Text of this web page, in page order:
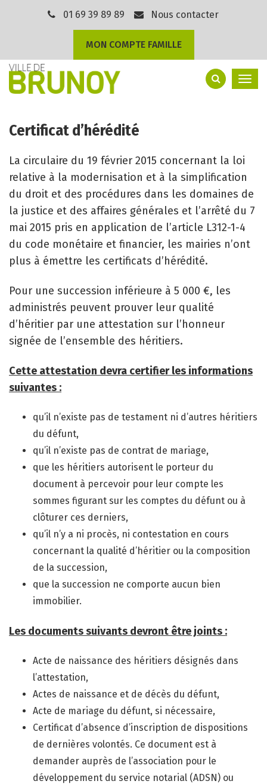
01 69 39 89 89 Nous contacter
MON COMPTE FAMILLE
Certificat d’hérédité
La circulaire du 19 février 2015 concernant la loi
relative à la modernisation et à la simplification
du droit et des procédures dans les domaines de
la justice et des affaires générales et l’arrêté du 7
mai 2015 pris en application de l’article L312-1-4
du code monétaire et financier, les mairies n’ont
plus à émettre les certificats d’hérédité.
Pour une succession inférieure à 5 000 €, les
administrés peuvent prouver leur qualité
d’héritier par une attestation sur l’honneur
signée de l’ensemble des héritiers.
Cette attestation devra certifier les informations
suivantes :
qu’il n’existe pas de testament ni d’autres héritiers
du défunt,
qu’il n’existe pas de contrat de mariage,
que les héritiers autorisent le porteur du
document à percevoir pour leur compte les
sommes figurant sur les comptes du défunt ou à
clôturer ces derniers,
qu’il n’y a ni procès, ni contestation en cours
concernant la qualité d’héritier ou la composition
de la succession,
que la succession ne comporte aucun bien
immobilier.
Les documents suivants devront être joints :
Acte de naissance des héritiers désignés dans
l’attestation,
Actes de naissance et de décès du défunt,
Acte de mariage du défunt, si nécessaire,
Certificat d’absence d’inscription de dispositions
de dernières volontés. Ce document est à
demander auprès de l’association pour le
développement du service notarial (ADSN) ou